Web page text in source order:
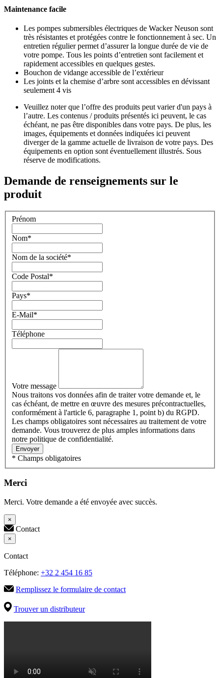
Maintenance facile
Les pompes submersibles électriques de Wacker Neuson sont
très résistantes et protégées contre le fonctionnement à sec. Un
entretien régulier permet d’assurer la longue durée de vie de
votre pompe. Tous les points d’entretien sont facilement et
rapidement accessibles en quelques gestes.
Bouchon de vidange accessible de l’extérieur
Les joints et la chemise d’arbre sont accessibles en dévissant
seulement 4 vis
Veuillez noter que l’offre des produits peut varier d'un pays à
l’autre. Les contenus / produits présentés ici peuvent, le cas
échéant, ne pas être disponibles dans votre pays. De plus, les
images, équipements et données indiquées ici peuvent
diverger de la gamme actuelle de livraison de votre pays. Des
équipements en option sont éventuellement illustrés. Sous
réserve de modifications.
Demande de renseignements sur le
produit
Prénom
Nom*
Nom de la société*
Code Postal*
Pays*
E-Mail*
Téléphone
Votre message
Nous traitons vos données afin de traiter votre demande et, le
cas échéant, de mettre en œuvre des mesures précontractuelles,
conformément à l'article 6, paragraphe 1, point b) du RGPD.
Les champs obligatoires sont nécessaires au traitement de votre
demande. Vous trouverez de plus amples informations dans
notre politique de confidentialité.
Envoyer
* Champs obligatoires
Merci
Merci. Votre demande a été envoyée avec succès.
×
Contact
×
Contact
Téléphone: +32 2 454 16 85
Remplissez le formulaire de contact
Trouver un distributeur